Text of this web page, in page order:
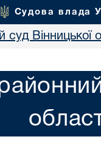
Судова влада
суд Вінницької